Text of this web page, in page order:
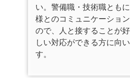
い。警備職・技術職とも
様とのコミュニケーショ
ので、人と接することが
しい対応ができる方に向
す。